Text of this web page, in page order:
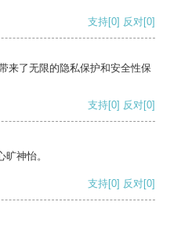
支持[0] 反对[0]
来了无限的隐私保护和安全性保
支持[0] 反对[0]
神怡。
支持[0] 反对[0]